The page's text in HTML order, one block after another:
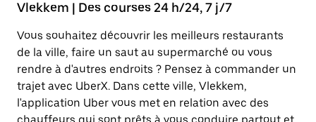
Vlekkem | Des courses 24 h/24, 7 j/7
Vous souhaitez découvrir les meilleurs restaurants
de la ville, faire un saut au supermarché ou vous
rendre à d'autres endroits ? Pensez à commander un
trajet avec UberX. Dans cette ville, Vlekkem,
l'application Uber vous met en relation avec des